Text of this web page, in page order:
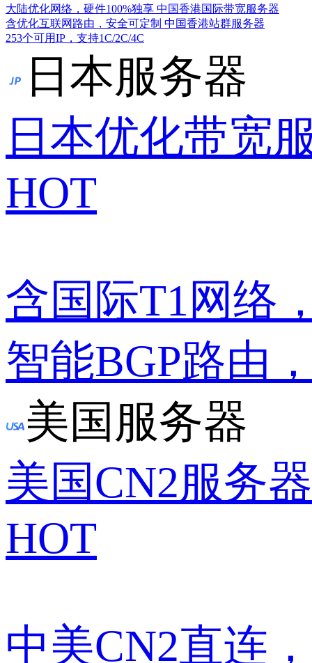
大陆优化网络，硬件100%独享 中国香港国际带宽服务器
含优化互联网路由，安全可定制 中国香港站群服务器
253个可用IP，支持1C/2C/4C
日本服务器
日本优化带宽
HOT
含国际T1网络
智能BGP路由
美国服务器
美国CN2服务器
HOT
中美CN2直连